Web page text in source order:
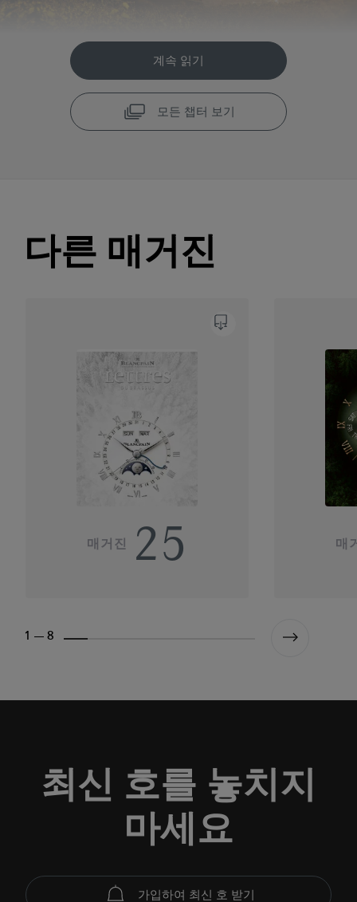
계속 읽기
모든 챕터 보기
다른 매거진
매거진 25 매
1 --- 8
최신 호를 놓치지
마세요
가입하여 최신 호 받기